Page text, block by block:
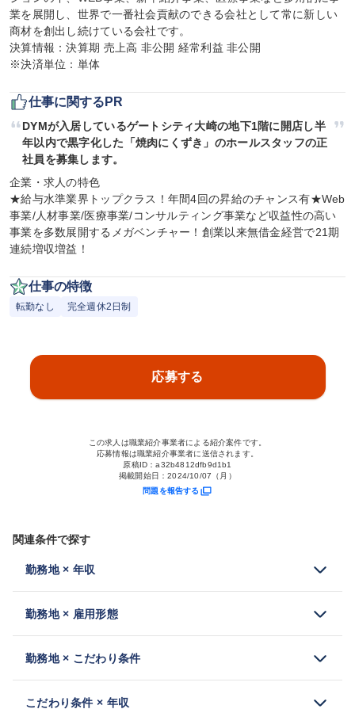
業を展開し、世界で一番社会貢献のできる会社として常に新しい
商材を創出し続けている会社です。
決算情報：決算期 売上高 非公開 経常利益 非公開
※決済単位：単体
仕事に関するPR
DYMが入居しているゲートシティ大崎の地下1階に開店し半
年以内で黒字化した「焼肉にくずき」のホールスタッフの正
社員を募集します。
企業・求人の特色
★給与水準業界トップクラス！年間4回の昇給のチャンス有★Web
事業/人材事業/医療事業/コンサルティング事業など収益性の高い
事業を多数展開するメガベンチャー！創業以来無借金経営で21期
連続増収増益！
仕事の特徴
転勤なし 完全週休2日制
応募する
この求人は職業紹介事業者による紹介案件です。
応募情報は職業紹介事業者に送信されます。
原稿ID：a32b4812dfb9d1b1
掲載開始日：2024/10/07（月）
問題を報告する
関連条件で探す
勤務地 × 年収
勤務地 × 雇用形態
勤務地 × こだわり条件
こだわり条件 × 年収